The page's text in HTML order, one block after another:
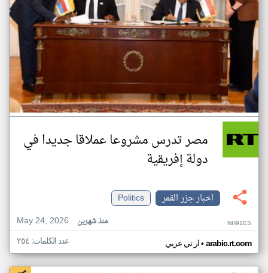
مصر تدرس مشروعا عملاقا جديدا في
دولة إفريقية
اخبار جزر القمر
Politics
May 24, 2026
منذ شهرين NH91ES
ار تي عربي• arabic.rt.com عدد الكلمات: ٢٥٤